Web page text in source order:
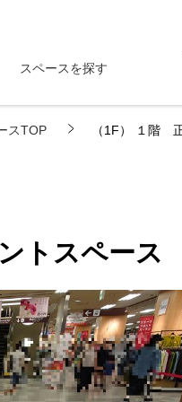
スペースを探す
スTOP （1F） １階
トスペース